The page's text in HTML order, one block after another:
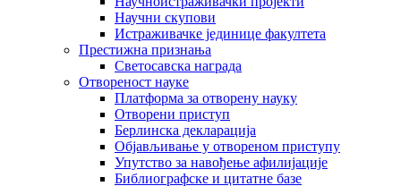
Научни скупови
Истраживачке јединице факултета
Престижна признања
Светосавска награда
Отвореност науке
Платформа за отворену науку
Отворени приступ
Берлинска декларација
Објављивање у отвореном приступу
Упутство за навођење афилијације
Библиографске и цитатне базе